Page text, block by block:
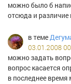
можно было б
отсюда и
в теме
03.01.2008
можно задать
вопрос касается
в последнее